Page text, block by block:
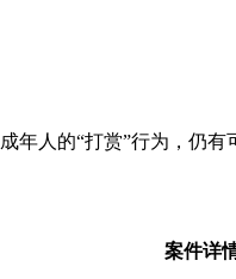
年人的“打赏”行为，仍
案件详